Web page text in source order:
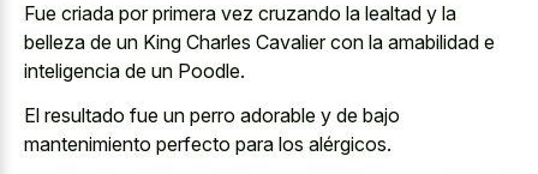
Fue criada por primera vez cruzando la lealtad y la
belleza de un King Charles Cavalier con la amabilidad e
inteligencia de un Poodle.
El resultado fue un perro adorable y de bajo
mantenimiento perfecto para los alérgicos.